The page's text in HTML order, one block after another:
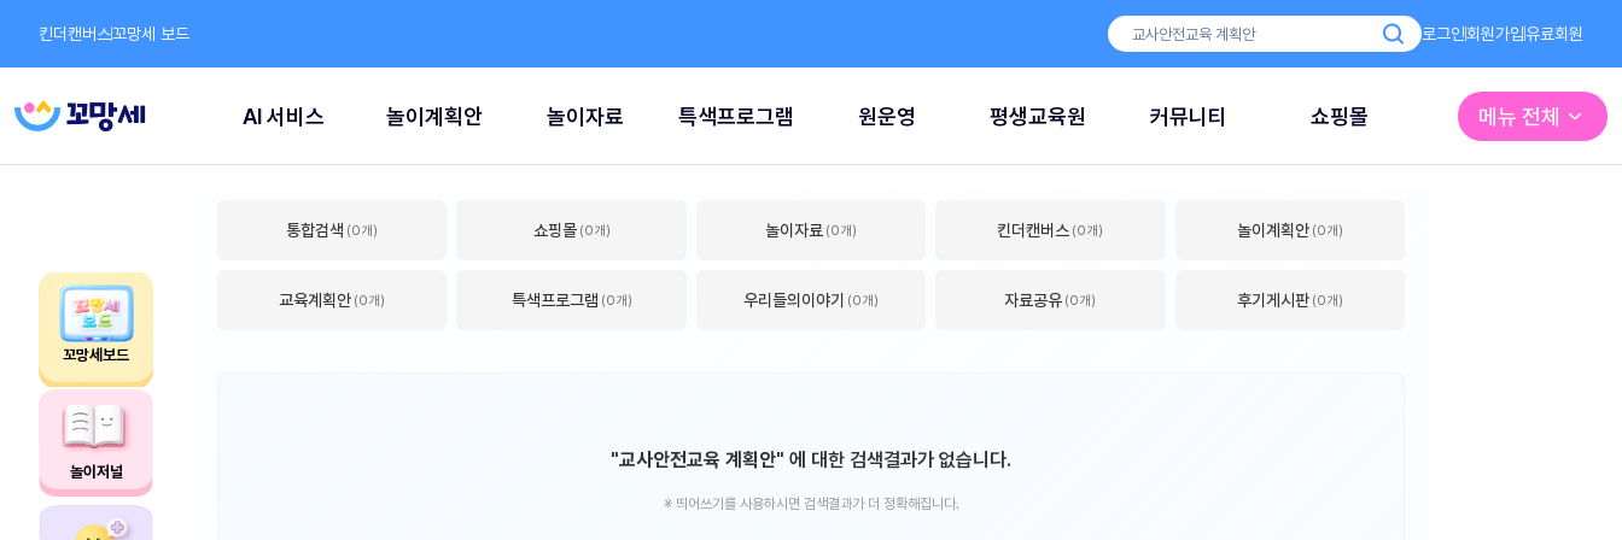
꼬망세보드
놀이저널
킨더캔버스꼬망세 보드 로그인회원가입유료회원
AI 서비스 놀이계획안 놀이자료 특색프로그램 원운영 평생교육원 커뮤니티 쇼핑몰 메뉴 전체
통합검색 (0개) 쇼핑몰 (0개) 놀이자료 (0개) 킨더캔버스 (0개) 놀이계획안 (0개)
교육계획안 (0개) 특색프로그램 (0개) 우리들의이야기 (0개) 자료공유 (0개) 후기게시판 (0개)
"교사안전교육 계획안" 에 대한 검색결과가 없습니다.
※ 띄어쓰기를 사용하시면 검색결과가 더 정확해집니다.